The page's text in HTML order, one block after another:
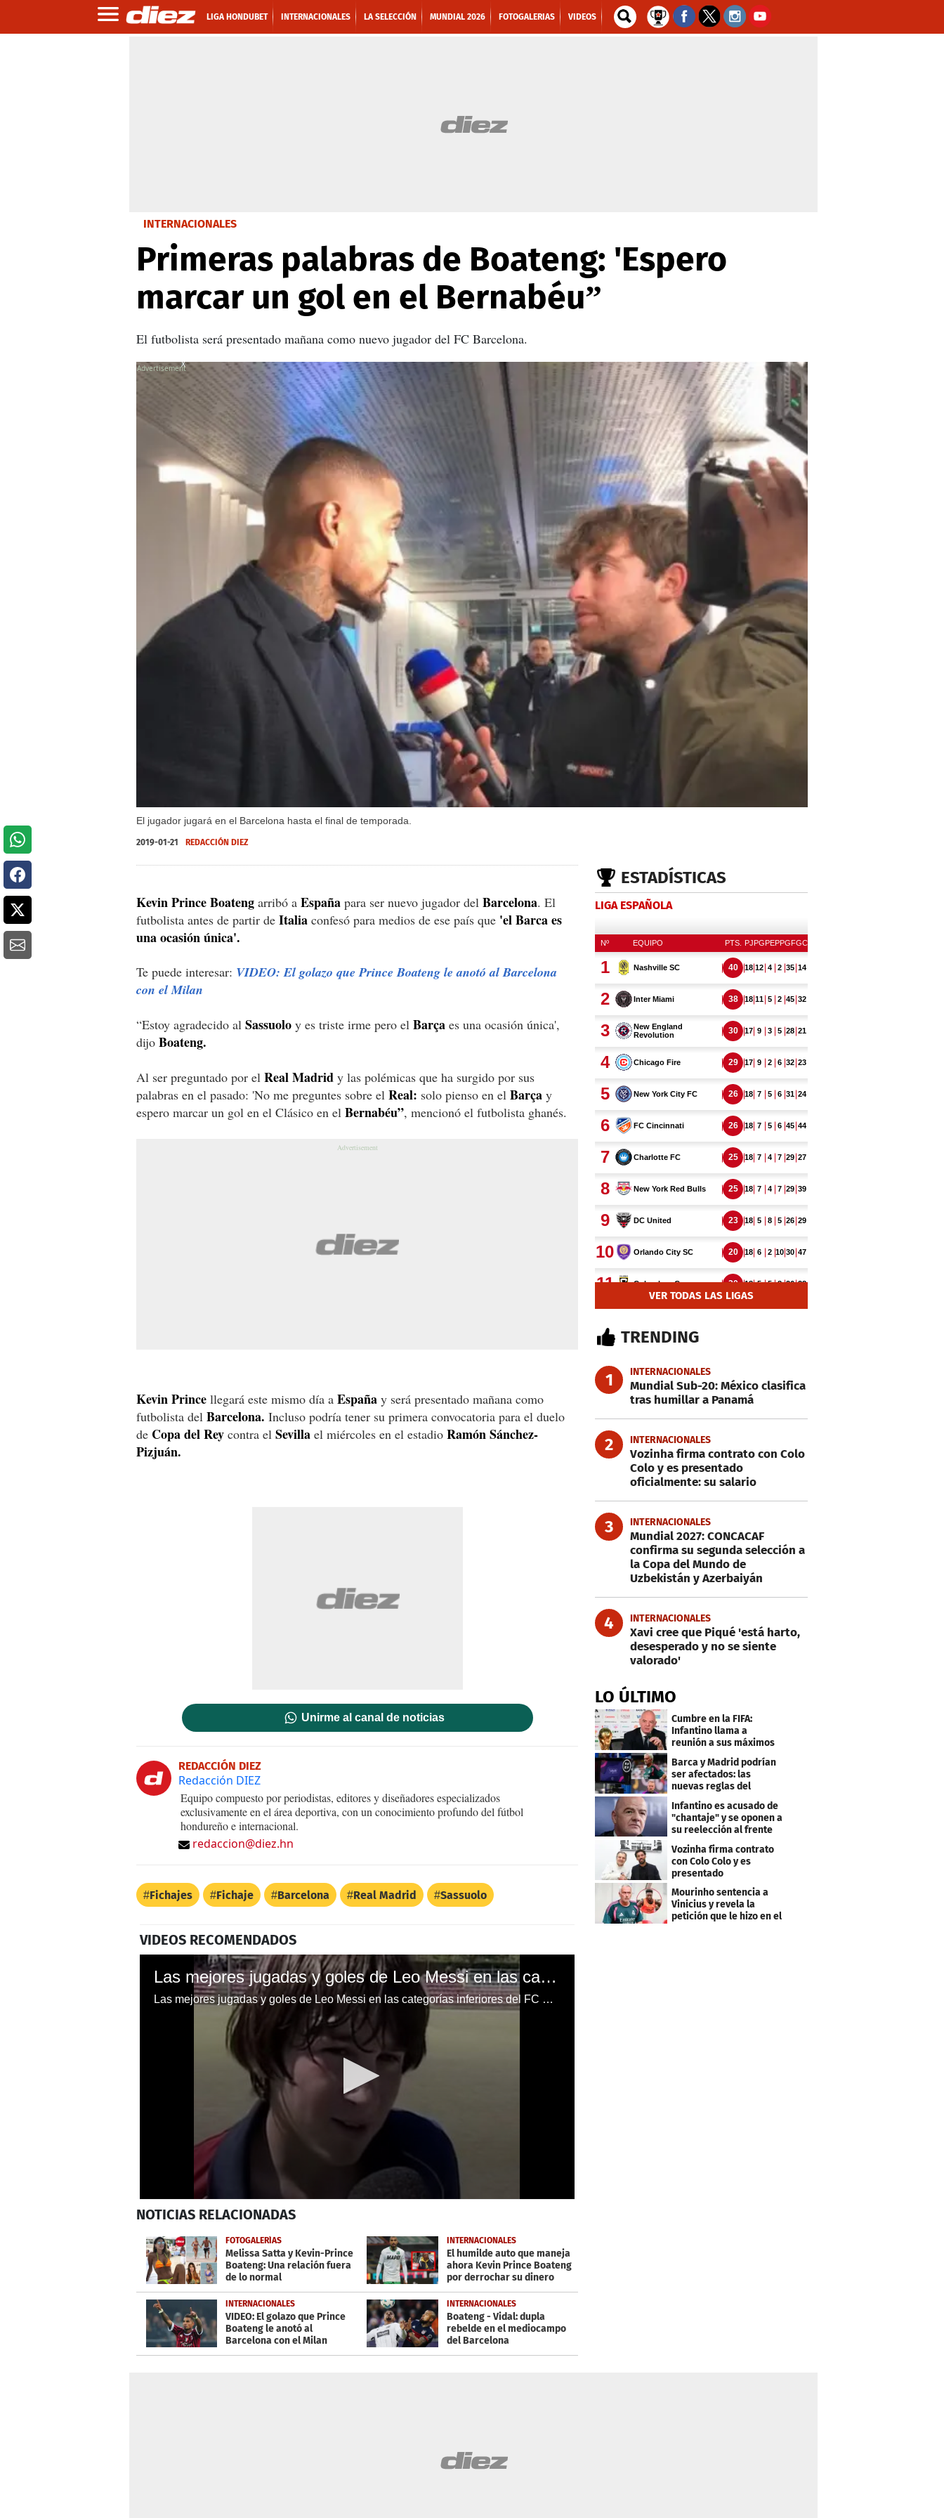
LIGA HONDUBET INTERNACIONALES LA SELECCIÓN MUNDIAL 2026 FOTOGALERIAS VIDEOS
INTERNACIONALES
Primeras palabras de Boateng: 'Espero
marcar un gol en el Bernabéu”
El futbolista será presentado mañana como nuevo jugador del FC Barcelona.
El jugador jugará en el Barcelona hasta el final de temporada.
X
2019-01-21 REDACCIÓN DIEZ
Kevin Prince Boateng arribó a España para ser nuevo jugador del Barcelona. El
futbolista antes de partir de Italia confesó para medios de ese país que 'el Barca es
una ocasión única'.
Te puede interesar: VIDEO: El golazo que Prince Boateng le anotó al Barcelona
con el Milan
“Estoy agradecido al Sassuolo y es triste irme pero el Barça es una ocasión única',
dijo Boateng.
Al ser preguntado por el Real Madrid y las polémicas que ha surgido por sus
palabras en el pasado: 'No me preguntes sobre el Real: solo pienso en el Barça y
espero marcar un gol en el Clásico en el Bernabéu”, mencionó el futbolista ghanés.
Kevin Prince llegará este mismo día a España y será presentado mañana como
futbolista del Barcelona. Incluso podría tener su primera convocatoria para el duelo
de Copa del Rey contra el Sevilla el miércoles en el estadio Ramón Sánchez-
Pizjuán.
Unirme al canal de noticias
REDACCIÓN DIEZ
Redacción DIEZ
Equipo compuesto por periodistas, editores y diseñadores especializados
exclusivamente en el área deportiva, con un conocimiento profundo del fútbol
hondureño e internacional.
redaccion@diez.hn
Fichajes Fichaje Barcelona Real Madrid Sassuolo
VIDEOS RECOMENDADOS
Las mejores jugadas y goles de Leo Messi en las categorías inferiores del FC Barcelona
Las mejores jugadas y goles de Leo Messi en las categorías inferiores del FC Barcelona
seconds
minutes,
20
seconds Volume
0%
NOTICIAS RELACIONADAS
FOTOGALERÍAS
Melissa Satta y Kevin-Prince
Boateng: Una relación fuera
de lo normal
INTERNACIONALES
El humilde auto que maneja
ahora Kevin Prince Boateng
por derrochar su dinero
INTERNACIONALES
VIDEO: El golazo que Prince
Boateng le anotó al
Barcelona con el Milan
INTERNACIONALES
Boateng - Vidal: dupla
rebelde en el mediocampo
del Barcelona
ESTADÍSTICAS
LIGA ESPAÑOLA
VER TODAS LAS LIGAS
TRENDING
1 INTERNACIONALES
Mundial Sub-20: México clasifica
tras humillar a Panamá
2 INTERNACIONALES
Vozinha firma contrato con Colo
Colo y es presentado
oficialmente: su salario
3 INTERNACIONALES
Mundial 2027: CONCACAF
confirma su segunda selección a
la Copa del Mundo de
Uzbekistán y Azerbaiyán
4 INTERNACIONALES
Xavi cree que Piqué 'está harto,
desesperado y no se siente
valorado'
LO ÚLTIMO
Cumbre en la FIFA:
Infantino llama a
reunión a sus máximos
Barca y Madrid podrían
ser afectados: las
nuevas reglas del
arbitraje en LaLiga
Infantino es acusado de
"chantaje" y se oponen a
su reelección al frente
de la FIFA
Vozinha firma contrato
con Colo Colo y es
presentado
oficialmente: su salario
Mourinho sentencia a
Vinicius y revela la
petición que le hizo en el